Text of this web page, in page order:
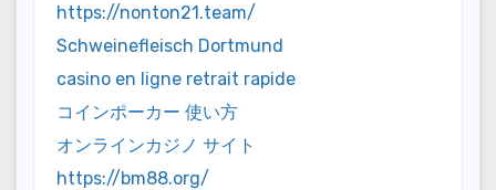
https://nonton21.team/
Schweinefleisch Dortmund
casino en ligne retrait rapide
コインポーカー 使い方
オンラインカジノ サイト
https://bm88.org/